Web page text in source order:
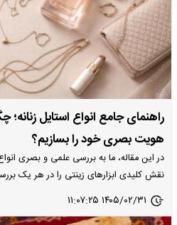
راهنمای جامع انواع استایل
هویت بصری خود را بسازیم؟
در این مقاله، ما به بررسی علمی و بصری
نقش کلیدی ابزارهای زینتی را در هر یک
۱۴۰۵/۰۲/۳۱ ۱۱:۰۷:۲۵